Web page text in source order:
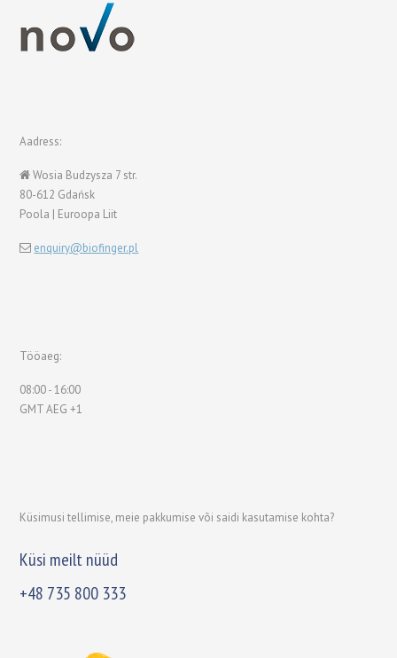
Aadress:
Wosia Budzysza 7 str.
80-612 Gdańsk
Poola | Euroopa Liit
enquiry@biofinger.pl
Tööaeg:
08:00 - 16:00
GMT AEG +1
Küsimusi tellimise, meie pakkumise või saidi kasutamise kohta?
Küsi meilt nüüd
+48 735 800 333